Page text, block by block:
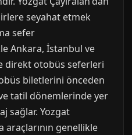
seyahat etmek
sefer
Ankara, İstanbul ve
direkt otobüs seferleri
biletlerini önceden
tatil dönemlerinde yer
sağlar. Yozgat
araçlarının genellikle